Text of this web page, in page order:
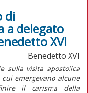
di
a delegato
XVI
Benedetto XVI
sulla visita apostolica
emergevano alcune
il carisma della